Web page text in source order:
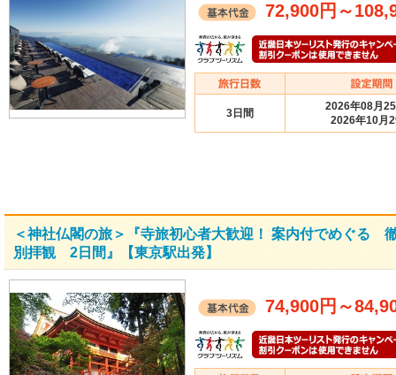
72,900円 ～
3日間
2026年08月
2026年10月
＜神社仏閣の旅＞『寺旅初心者大歓迎！ 案内付でめぐる
別拝観 2日間』【東京駅出発】
74,900円 ～